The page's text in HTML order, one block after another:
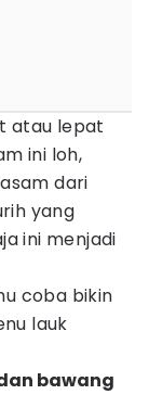
atau lepat
ini loh,
dari
yang
ini menjadi
coba bikin
lauk
bawang